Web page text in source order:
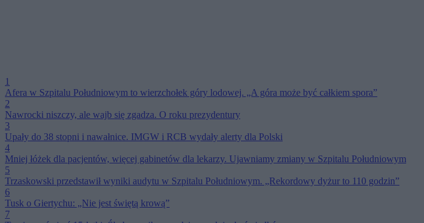
1
Afera w Szpitalu Południowym to wierzchołek góry lodowej. „A góra może być całkiem spora”
2
Nawrocki niszczy, ale wajb się zgadza. O roku prezydentury
3
Upały do 38 stopni i nawałnice. IMGW i RCB wydały alerty dla Polski
4
Mniej łóżek dla pacjentów, więcej gabinetów dla lekarzy. Ujawniamy zmiany w Szpitalu Południowym
5
Trzaskowski przedstawił wyniki audytu w Szpitalu Południowym. „Rekordowy dyżur to 110 godzin”
6
Tusk o Giertychu: „Nie jest świętą krową”
7